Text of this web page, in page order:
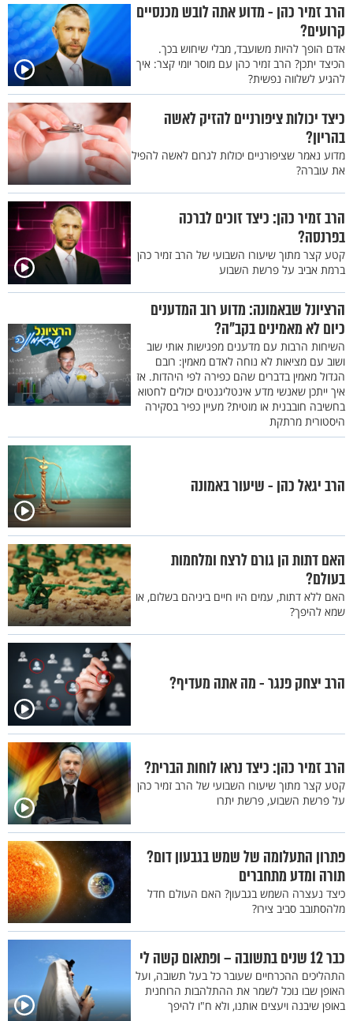
הרב זמיר כהן - מדוע אתה לובש מכנסיים
קרועים?
אדם הופך להיות משועבד, מבלי שיחוש בכך.
הכיצד יתכן? הרב זמיר כהן עם מוסר יומי קצר: איך
להגיע לשלווה נפשית?
כיצד יכולות ציפורניים להזיק לאשה
בהריון?
מדוע נאמר שציפורניים יכולות לגרום לאשה להפיל
את עוברה?
הרב זמיר כהן: כיצד זוכים לברכה
בפרנסה?
קטע קצר מתוך שיעורו השבועי של הרב זמיר כהן
ברמת אביב על פרשת השבוע
הרציונל שבאמונה: מדוע רוב המדענים
כיום לא מאמינים בקב"ה?
השיחות הרבות עם מדענים מפגישות אותי שוב
ושוב עם מציאות לא נוחה לאדם מאמין: רובם
הגדול מאמין בדברים שהם כפירה לפי היהדות. אז
איך ייתכן שאנשי מדע אינטליגנטים יכולים לחטוא
בחשיבה חובבנית או מוטית? מעיין כפיר בסקירה
היסטורית מרתקת
הרב יגאל כהן - שיעור באמונה
האם דתות הן גורם לרצח ומלחמות
בעולם?
האם ללא דתות, עמים היו חיים ביניהם בשלום, או
שמא להיפך?
הרב יצחק פנגר - מה אתה מעדיף?
הרב זמיר כהן: כיצד נראו לוחות הברית?
קטע קצר מתוך שיעורו השבועי של הרב זמיר כהן
על פרשת השבוע, פרשת יתרו
פתרון התעלומה של שמש בגבעון דום?
תורה ומדע מתחברים
כיצד נעצרה השמש בגבעון? האם העולם חדל
מלהסתובב סביב צירו?
כבר 12 שנים בתשובה – ופתאום קשה לי
התהליכים ההכרחיים שעובר כל בעל תשובה, ועל
האופן שבו נוכל לשמר את ההתלהבות הרוחנית
באופן שיבנה ויעצים אותנו, ולא ח"ו להיפך